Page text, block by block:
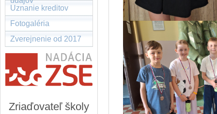
Uznanie kreditov
Fotogaléria
Zverejnenie od 2017
Zriaďovateľ školy